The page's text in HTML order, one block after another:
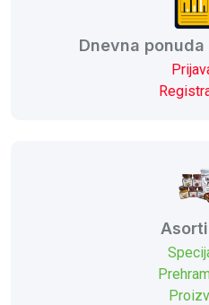
Dnevna